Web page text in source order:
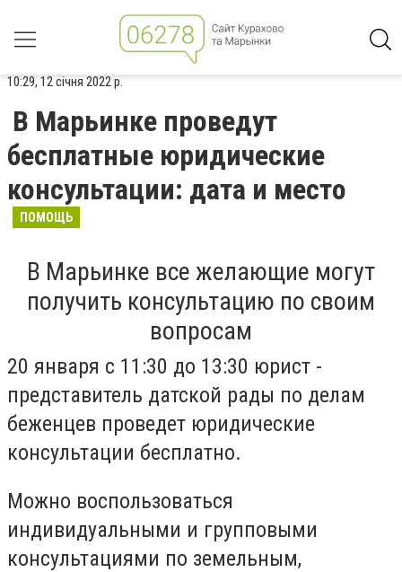
10:29, 12 січня 2022 р.
В Марьинке проведут
бесплатные юридические
консультации: дата и место
ПОМОЩЬ
В Марьинке все желающие могут
получить консультацию по своим
вопросам
20 января с 11:30 до 13:30 юрист -
представитель датской рады по делам
беженцев проведет юридические
консультации бесплатно.
Можно воспользоваться
индивидуальными и групповыми
консультациями по земельным,